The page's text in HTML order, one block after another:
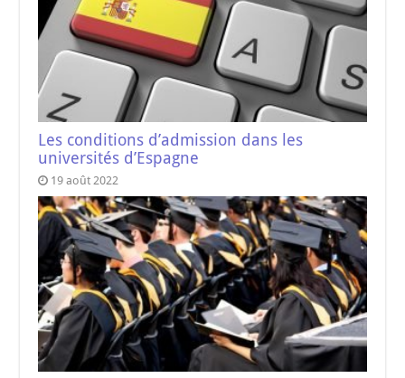
Les conditions d’admission dans les
universités d’Espagne
19 août 2022